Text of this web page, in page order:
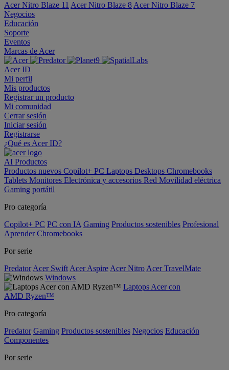
Acer Nitro Blaze 11 Acer Nitro Blaze 8 Acer Nitro Blaze 7
Negocios
Educación
Soporte
Eventos
Marcas de Acer
Acer ID
Mi perfil
Mis productos
Registrar un producto
Mi comunidad
Cerrar sesión
Iniciar sesión
Registrarse
¿Qué es Acer ID?
AI Productos
Productos nuevos Copilot+ PC Laptops Desktops Chromebooks
Tablets Monitores Electrónica y accesorios Red Movilidad eléctrica
Gaming portátil
Pro categoría
Copilot+ PC PC con IA Gaming Productos sostenibles Profesional
Aprender Chromebooks
Por serie
Predator Acer Swift Acer Aspire Acer Nitro Acer TravelMate
Windows
Laptops Acer con
AMD Ryzen™
Pro categoría
Predator Gaming Productos sostenibles Negocios Educación
Componentes
Por serie